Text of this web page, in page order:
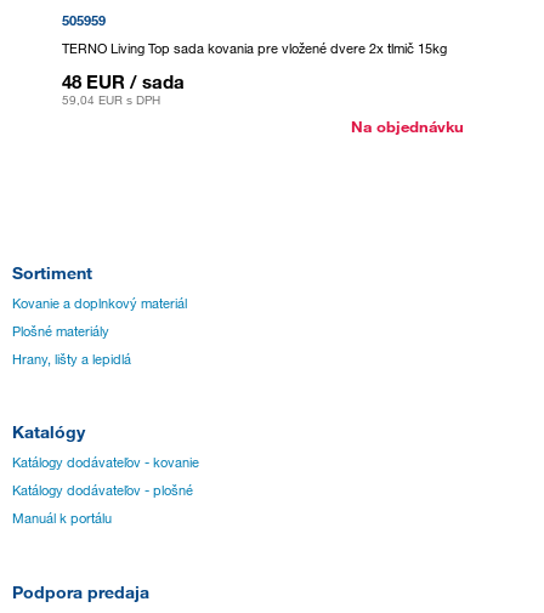
505959
TERNO Living Top sada kovania pre vložené dvere 2x tlmič 15kg
48 EUR / sada
59,04 EUR s DPH
Na objednávku
Sortiment
Kovanie a doplnkový materiál
Plošné materiály
Hrany, lišty a lepidlá
Katalógy
Katálogy dodávateľov - kovanie
Katálogy dodávateľov - plošné
Manuál k portálu
Podpora predaja